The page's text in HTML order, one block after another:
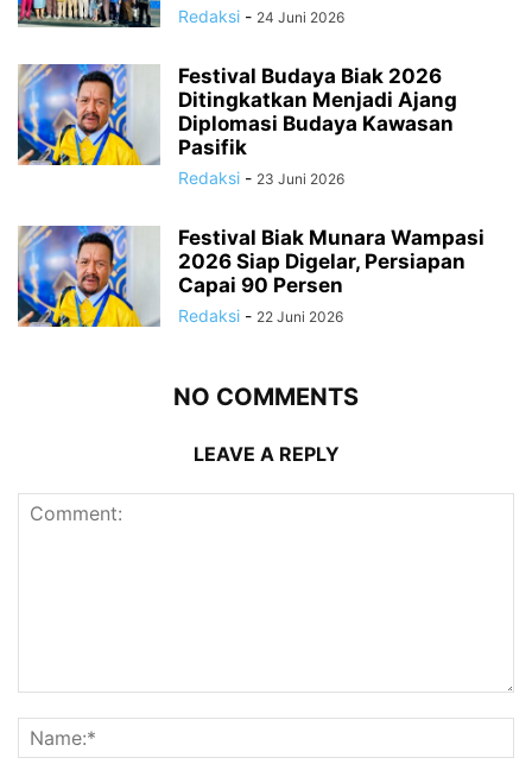
Redaksi - 24 Juni 2026
Festival Budaya Biak 2026
Ditingkatkan Menjadi Ajang
Diplomasi Budaya Kawasan
Pasifik
Redaksi - 23 Juni 2026
Festival Biak Munara Wampasi
2026 Siap Digelar, Persiapan
Capai 90 Persen
Redaksi - 22 Juni 2026
NO COMMENTS
LEAVE A REPLY